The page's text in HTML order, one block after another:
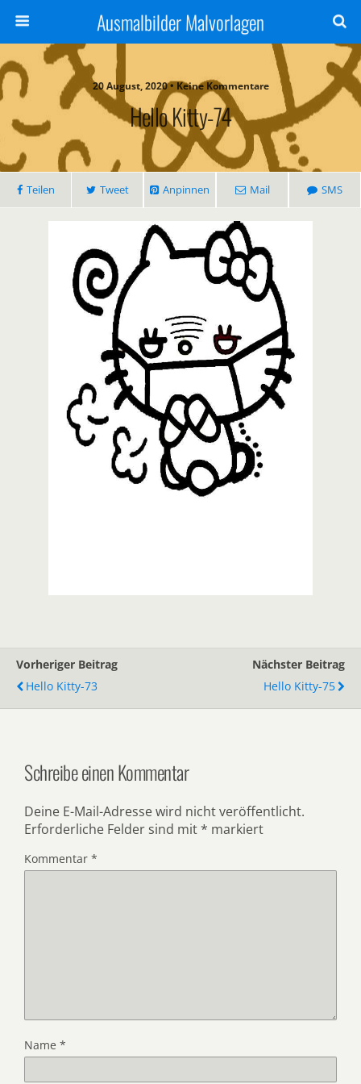
Ausmalbilder Malvorlagen
20 August, 2020 • Keine Kommentare
Hello Kitty-74
Teilen Tweet Anpinnen Mail SMS
Vorheriger Beitrag
Hello Kitty-73
Nächster Beitrag
Hello Kitty-75
Schreibe einen Kommentar
Deine E-Mail-Adresse wird nicht veröffentlicht.
Erforderliche Felder sind mit * markiert
Kommentar *
Name *